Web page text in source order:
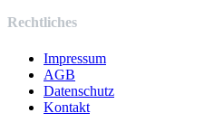
Rechtliches
Impressum
AGB
Datenschutz
Kontakt